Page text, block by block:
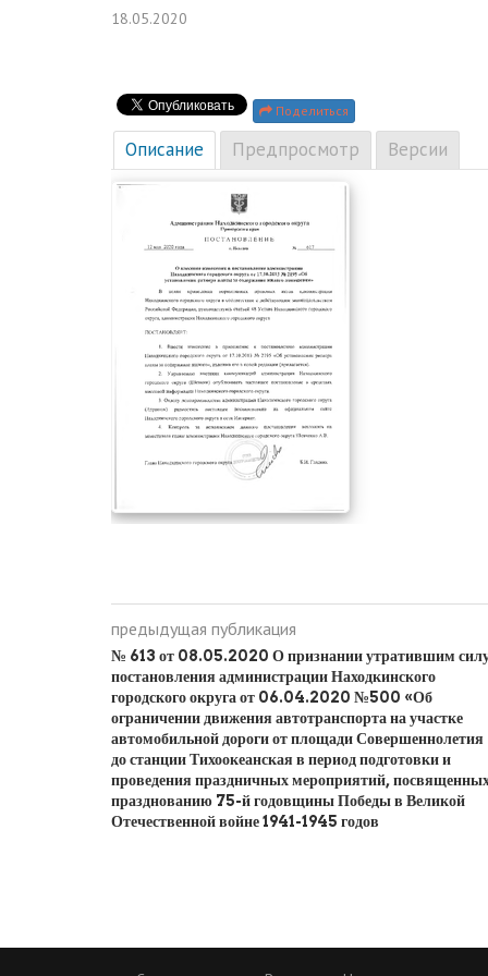
18.05.2020
Поделиться
Описание Предпросмотр Версии
предыдущая публикация
№ 613 от 08.05.2020 О признании утратившим
постановления администрации Находкинского
городского округа от 06.04.2020 №500 «Об
ограничении движения автотранспорта на участке
автомобильной дороги от площади Совершеннолетия
до станции Тихоокеанская в период подготовки и
проведения праздничных мероприятий,
празднованию 75-й годовщины Победы в Великой
Отечественной войне 1941-1945 годов